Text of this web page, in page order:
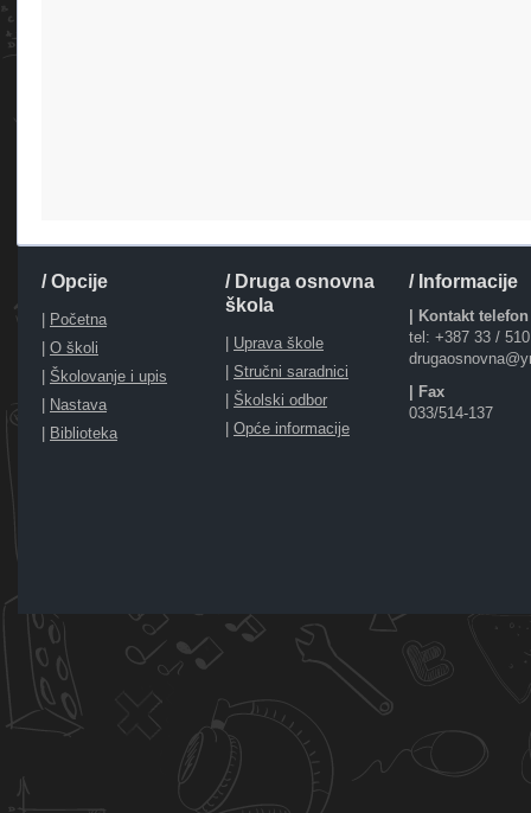
/ Opcije
| Početna
| O školi
| Školovanje i upis
| Nastava
| Biblioteka
/ Druga osnovna
škola
| Uprava škole
| Stručni saradnici
| Školski odbor
| Opće informacije
/ Informacije
| Kontakt telefon
tel: +387 33 /
| Fax
033/514-137